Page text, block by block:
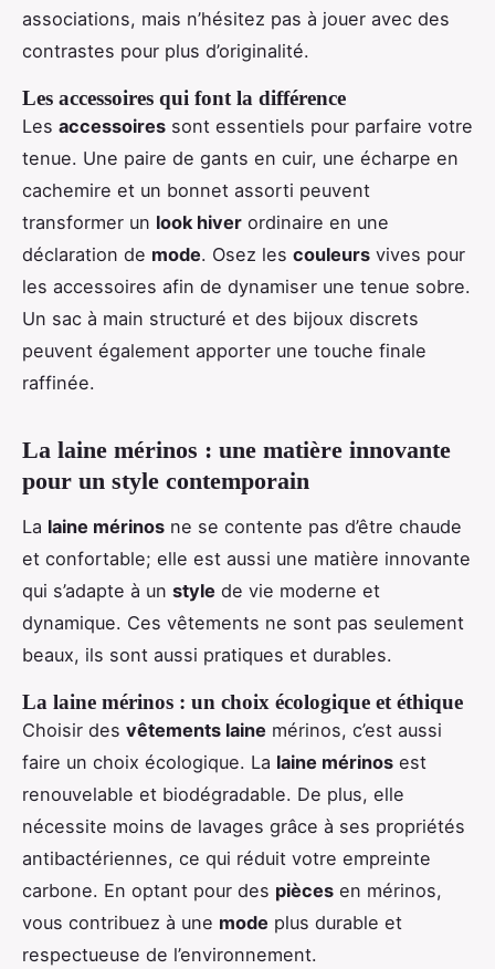
associations, mais n’hésitez pas à jouer avec des
contrastes pour plus d’originalité.
Les accessoires qui font la différence
Les accessoires sont essentiels pour parfaire votre
tenue. Une paire de gants en cuir, une écharpe en
cachemire et un bonnet assorti peuvent
transformer un look hiver ordinaire en une
déclaration de mode. Osez les couleurs vives pour
les accessoires afin de dynamiser une tenue sobre.
Un sac à main structuré et des bijoux discrets
peuvent également apporter une touche finale
raffinée.
La laine mérinos : une matière innovante
pour un style contemporain
La laine mérinos ne se contente pas d’être chaude
et confortable; elle est aussi une matière innovante
qui s’adapte à un style de vie moderne et
dynamique. Ces vêtements ne sont pas seulement
beaux, ils sont aussi pratiques et durables.
La laine mérinos : un choix écologique et éthique
Choisir des vêtements laine mérinos, c’est aussi
faire un choix écologique. La laine mérinos est
renouvelable et biodégradable. De plus, elle
nécessite moins de lavages grâce à ses propriétés
antibactériennes, ce qui réduit votre empreinte
carbone. En optant pour des pièces en mérinos,
vous contribuez à une mode plus durable et
respectueuse de l’environnement.